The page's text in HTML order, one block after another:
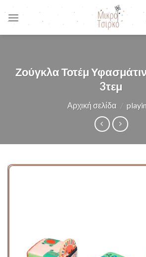
Ζούγκλα Τοτέμ
3τεμ
Αρχική σελίδα /